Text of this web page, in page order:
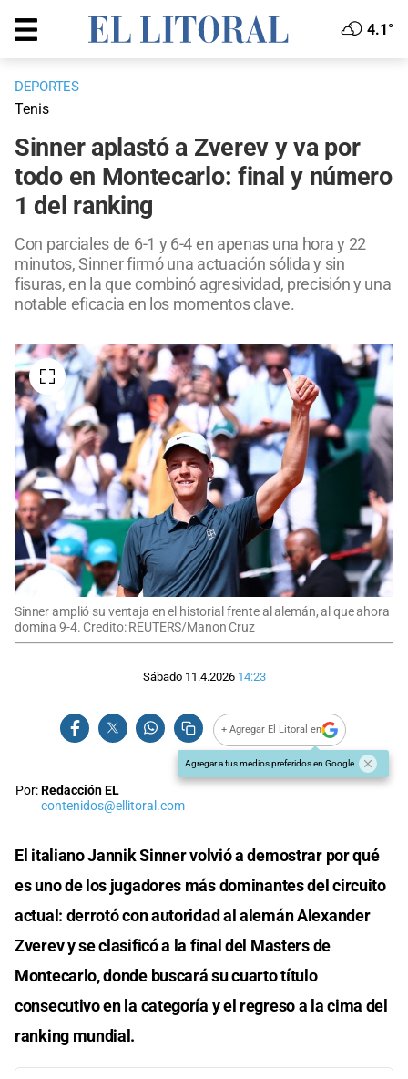
4.1°
DEPORTES
Tenis
Sinner aplastó a Zverev y va por
todo en Montecarlo: final y número
1 del ranking
Con parciales de 6-1 y 6-4 en apenas una hora y 22
minutos, Sinner firmó una actuación sólida y sin
fisuras, en la que combinó agresividad, precisión y una
notable eficacia en los momentos clave.
Sinner amplió su ventaja en el historial frente al alemán, al que ahora
domina 9-4. Credito: REUTERS/Manon Cruz
Sábado 11.4.2026 14:23
+ Agregar El Litoral en
Agregar a tus medios preferidos en Google
Por:Redacción EL
contenidos@ellitoral.com
El italiano Jannik Sinner volvió a demostrar por qué
es uno de los jugadores más dominantes del circuito
actual: derrotó con autoridad al alemán Alexander
Zverev y se clasificó a la final del Masters de
Montecarlo, donde buscará su cuarto título
consecutivo en la categoría y el regreso a la cima del
ranking mundial.